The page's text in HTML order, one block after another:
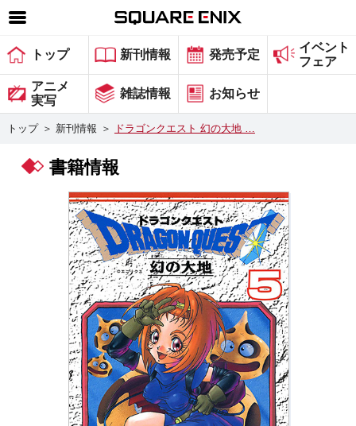
SQUARE ENIX 公式サイトメニュー
ゲーム
マガジン＆ブックス
グッズ
会社情報 採用情報
スクウェア・エニックス サイト内検索
トップ 新刊情報 発売予定
イベント
フェア
アニメ
実写
雑誌情報 お知らせ
トップ ＞ 新刊情報 ＞ ドラゴンクエスト 幻の大地 …
書籍情報